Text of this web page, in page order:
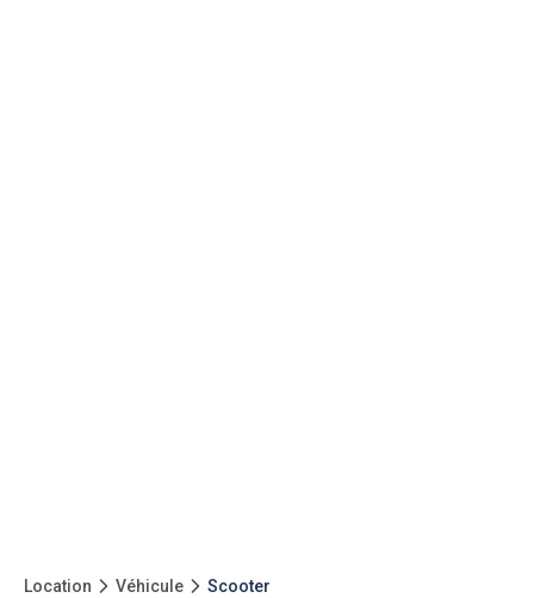
Location Véhicule Scooter